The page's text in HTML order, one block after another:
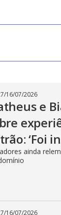
/16/07/2026
e
‘Foi
ainda
/16/07/2026